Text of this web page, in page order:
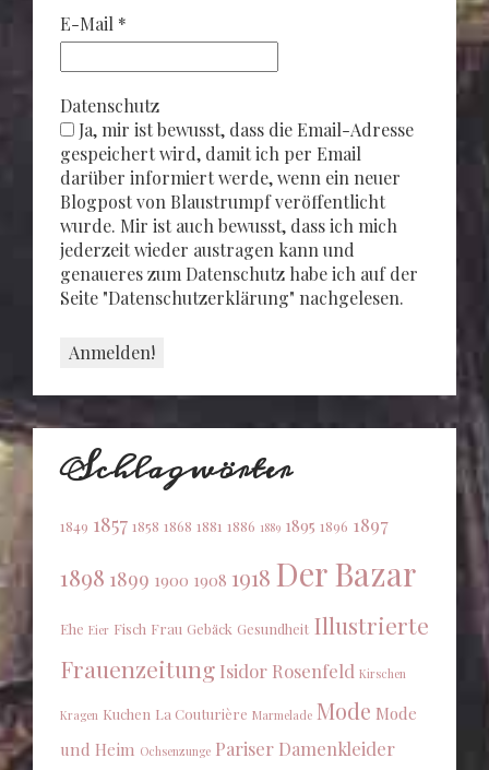
E-Mail *
Datenschutz
Ja, mir ist bewusst, dass die Email-Adresse
gespeichert wird, damit ich per Email
darüber informiert werde, wenn ein neuer
Blogpost von Blaustrumpf veröffentlicht
wurde. Mir ist auch bewusst, dass ich mich
jederzeit wieder austragen kann und
genaueres zum Datenschutz habe ich auf der
Seite "Datenschutzerklärung" nachgelesen.
Schlagwörter
1849 1857 1858 1868 1881 1886 1889 1895 1896 1897
1898 1899 1900 1908 1918 Der Bazar
Ehe Eier Fisch Frau Gebäck Gesundheit Illustrierte
Frauenzeitung Isidor Rosenfeld Kirschen
Kragen Kuchen La Couturière Marmelade Mode Mode
und Heim Ochsenzunge Pariser Damenkleider